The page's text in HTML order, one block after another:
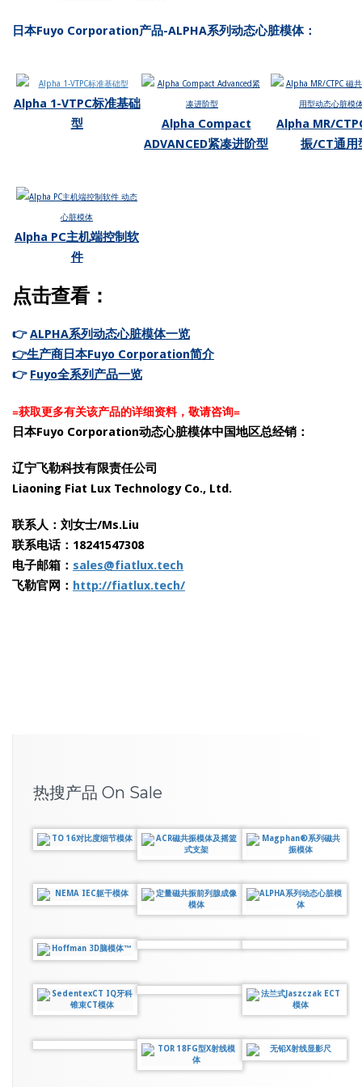
日本Fuyo Corporation产品-ALPHA系列动态心脏模体：
Alpha 1-VTPC标准基础
型
Alpha Compact
ADVANCED紧凑进阶型
Alpha MR/
振/CT通用
Alpha PC主机端控制软
件
点击查看：
👉ALPHA系列动态心脏模体一览
👉生产商日本Fuyo Corporation简介
👉 Fuyo全系列产品一览
=获取更多有关该产品的详细资料，敬请咨询=
日本Fuyo Corporation动态心脏模体中国地区总经销：
辽宁飞勒科技有限责任公司
Liaoning Fiat Lux Technology Co., Ltd.
联系人： 刘女士/Ms.Liu
联系电话：18241547308
电子邮箱： sales@fiatlux.tech
飞勒官网： http://fiatlux.tech/
热搜产品 On Sale